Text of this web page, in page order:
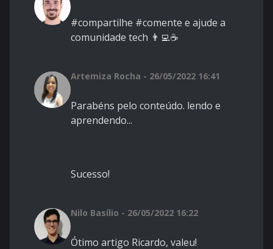
#compartilhe #comente e ajude a
comunidade tech 👨‍💻☕
Artemiza Rocha - 26/05/2022 16:41
Parabéns pelo conteúdo. lendo e
aprendendo...
Sucesso!
Nilo Basílio - 26/05/2022 16:22
Ótimo artigo Ricardo, valeu!